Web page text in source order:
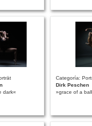
dark«
Categoría:
Dirk Peschen
»grace of a